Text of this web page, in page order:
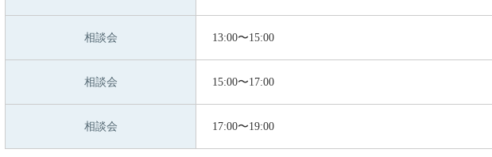
相談会 13:00〜15:00
相談会 15:00〜17:00
相談会 17:00〜19:00